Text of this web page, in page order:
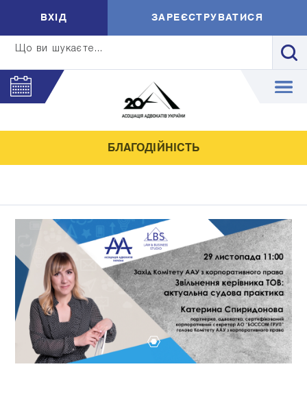
Що ви шукаєте...
ВXIД ЗАРЕЄСТРУВАТИСЯ
БЛАГОДІЙНІСТЬ